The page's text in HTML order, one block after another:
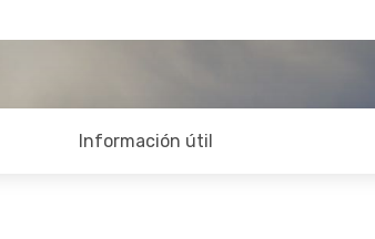
Información útil